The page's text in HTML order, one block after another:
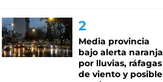
Media provincia
bajo alerta naranja
por lluvias, ráfagas
de viento y posible